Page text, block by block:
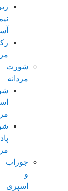
نیم
شورت
مردانه
جوراب
و
اسپری